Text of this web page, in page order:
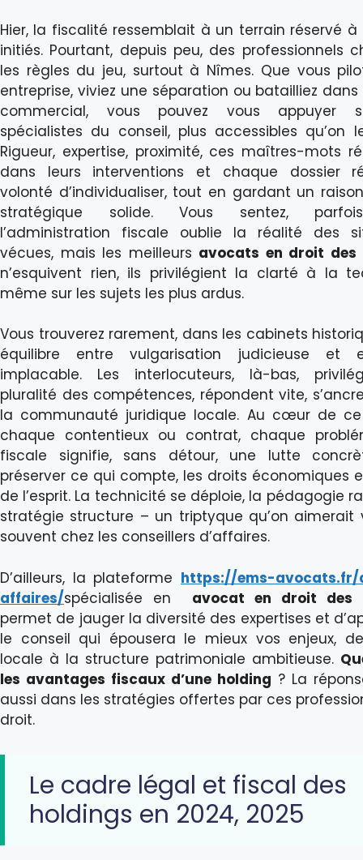
Hier, la fiscalité ressemblait à un terrain réservé à
initiés. Pourtant, depuis peu, des professionnels
les règles du jeu, surtout à Nîmes. Que vous
entreprise, viviez une séparation ou batailliez
commercial, vous pouvez vous appuyer
spécialistes du conseil, plus accessibles qu’on
Rigueur, expertise, proximité, ces maîtres-mots
dans leurs interventions et chaque dossier
volonté d’individualiser, tout en gardant un
stratégique solide. Vous sentez,
l’administration fiscale oublie la réalité des
vécues, mais les meilleurs avocats en droit des
n’esquivent rien, ils privilégient la clarté à la
même sur les sujets les plus ardus.
Vous trouverez rarement, dans les cabinets
équilibre entre vulgarisation judicieuse et
implacable. Les interlocuteurs, là-bas,
pluralité des compétences, répondent vite,
la communauté juridique locale. Au cœur de ce
chaque contentieux ou contrat, chaque
fiscale signifie, sans détour, une lutte
préserver ce qui compte, les droits économiques
de l’esprit. La technicité se déploie, la pédagogie
stratégie structure – un triptyque qu’on aimerait
souvent chez les conseillers d’affaires.
D’ailleurs, la plateforme https://ems-
affaires/spécialisée en
avocat en droit des
permet de jauger la diversité des expertises et
le conseil qui épousera le mieux vos enjeux,
locale à la structure patrimoniale ambitieuse.
les avantages fiscaux d’une holding ? La
aussi dans les stratégies offertes par ces
droit.
Le cadre légal et fiscal des
holdings en 2024, 2025